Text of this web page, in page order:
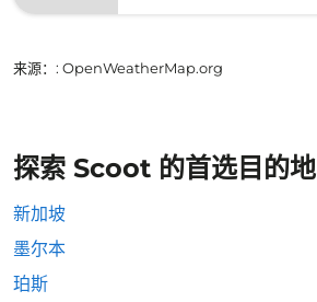
来源： : OpenWeatherMap.org
探索 Scoot 的首选目的地
新加坡
墨尔本
珀斯